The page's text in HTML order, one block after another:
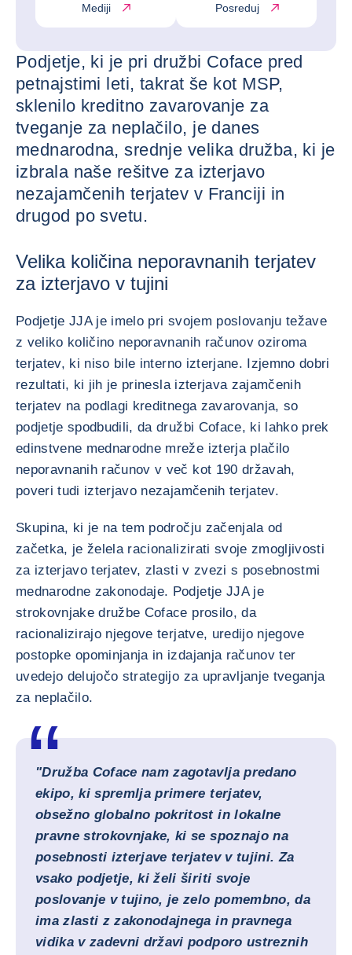
Mediji Posreduj
Podjetje, ki je pri družbi Coface pred
petnajstimi leti, takrat še kot MSP,
sklenilo kreditno zavarovanje za
tveganje za neplačilo, je danes
mednarodna, srednje velika družba, ki je
izbrala naše rešitve za izterjavo
nezajamčenih terjatev v Franciji in
drugod po svetu.
Velika količina neporavnanih terjatev
za izterjavo v tujini
Podjetje JJA je imelo pri svojem poslovanju težave
z veliko količino neporavnanih računov oziroma
terjatev, ki niso bile interno izterjane. Izjemno dobri
rezultati, ki jih je prinesla izterjava zajamčenih
terjatev na podlagi kreditnega zavarovanja, so
podjetje spodbudili, da družbi Coface, ki lahko prek
edinstvene mednarodne mreže izterja plačilo
neporavnanih računov v več kot 190 državah,
poveri tudi izterjavo nezajamčenih terjatev.
Skupina, ki je na tem področju začenjala od
začetka, je želela racionalizirati svoje zmogljivosti
za izterjavo terjatev, zlasti v zvezi s posebnostmi
mednarodne zakonodaje. Podjetje JJA je
strokovnjake družbe Coface prosilo, da
racionalizirajo njegove terjatve, uredijo njegove
postopke opominjanja in izdajanja računov ter
uvedejo delujočo strategijo za upravljanje tveganja
za neplačilo.
"Družba Coface nam zagotavlja predano
ekipo, ki spremlja primere terjatev,
obsežno globalno pokritost in lokalne
pravne strokovnjake, ki se spoznajo na
posebnosti izterjave terjatev v tujini. Za
vsako podjetje, ki želi širiti svoje
poslovanje v tujino, je zelo pomembno, da
ima zlasti z zakonodajnega in pravnega
vidika v zadevni državi podporo ustreznih